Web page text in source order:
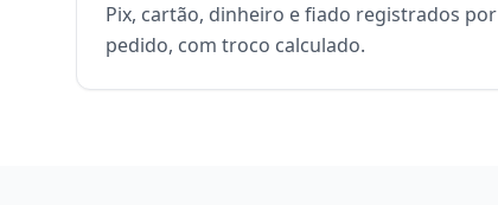
Pix, cartão, dinheiro e fiado registrados por
pedido, com troco calculado.